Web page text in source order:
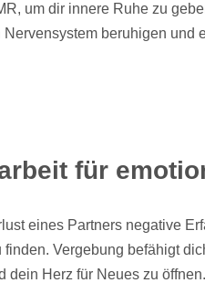
um dir innere Ruhe zu
beruhigen und
für
eines Partners negative
finden. Vergebung befähigt
dein Herz für Neues zu